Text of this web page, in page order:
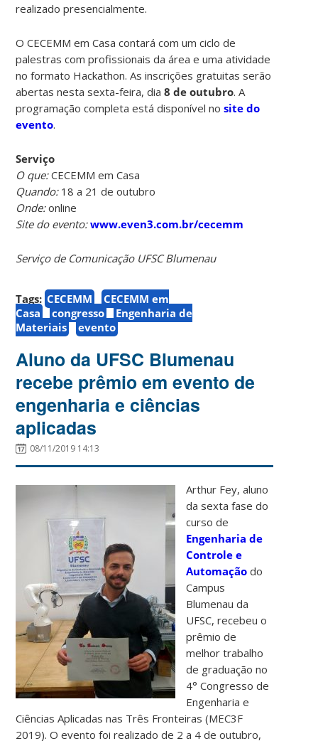
realizado presencialmente.
O CECEMM em Casa contará com um ciclo de
palestras com profissionais da área e uma atividade
no formato Hackathon. As inscrições gratuitas serão
abertas nesta sexta-feira, dia 8 de outubro. A
programação completa está disponível nosite do
evento.
Serviço
O que:CECEMM em Casa
Quando:18 a 21 de outubro
Onde:online
Site do evento: www.even3.com.br/cecemm
Serviço de Comunicação UFSC Blumenau
Tags: CECEMM
CECEMM em
Casa
congresso
Engenharia de
Materiais
evento
Aluno da UFSC Blumenau
recebe prêmio em evento de
engenharia e ciências
aplicadas
08/11/2019 14:13
Arthur Fey, aluno
da sexta fase do
curso de
Engenharia de
Controle e
Automaçãodo
Campus
Blumenau da
UFSC, recebeu o
prêmio de
melhor trabalho
de graduação no
4° Congresso de
Engenharia e
Ciências Aplicadas nas Três Fronteiras (MEC3F
2019). O evento foi realizado de 2 a 4 de outubro,